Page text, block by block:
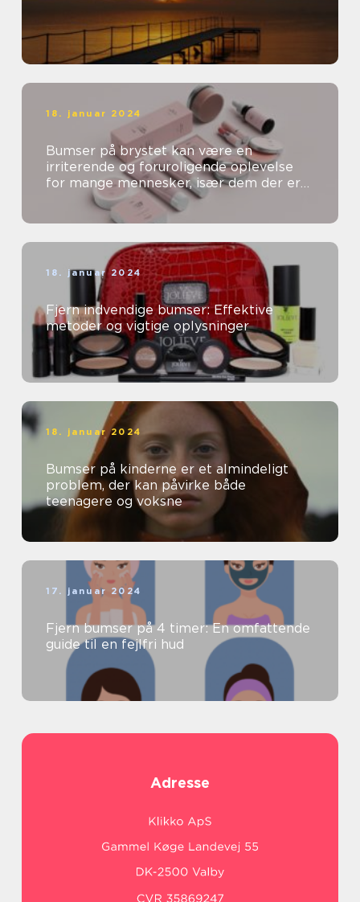
18. januar 2024
Bumser på brystet kan være en
irriterende og foruroligende oplevelse
for mange mennesker, især dem der er
særligt opmærksomme på deres
skønhed og kosm...
18. januar 2024
Fjern indvendige bumser: Effektive
metoder og vigtige oplysninger
18. januar 2024
Bumser på kinderne er et almindeligt
problem, der kan påvirke både
teenagere og voksne
17. januar 2024
Fjern bumser på 4 timer: En omfattende
guide til en fejlfri hud
Adresse